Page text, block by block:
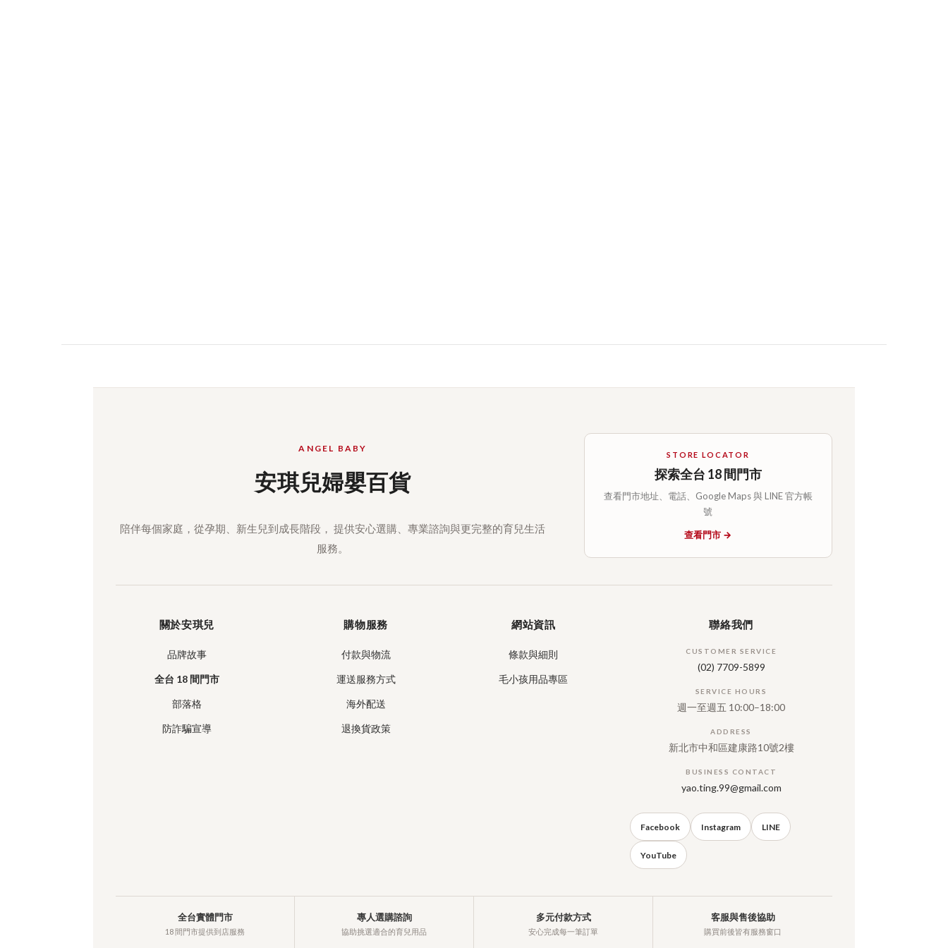
ANGEL BABY
安琪兒婦嬰百貨
陪伴每個家庭，從孕期、新生兒到成長階段， 提供安心選購、專業諮詢與更完整的育兒生活
服務。
STORE LOCATOR
探索全台 18 間門市
查看門市地址、電話、Google Maps 與 LINE 官方帳
號
查看門市 →
關於安琪兒
品牌故事
全台 18 間門市
部落格
防詐騙宣導
購物服務
付款與物流
運送服務方式
海外配送
退換貨政策
網站資訊
條款與細則
毛小孩用品專區
聯絡我們
CUSTOMER SERVICE
(02) 7709-5899
SERVICE HOURS
週一至週五 10:00–18:00
ADDRESS
新北市中和區建康路10號2樓
BUSINESS CONTACT
yao.ting.99@gmail.com
Facebook Instagram LINE
YouTube
全台實體門市
18 間門市提供到店服務
專人選購諮詢
協助挑選適合的育兒用品
多元付款方式
安心完成每一筆訂單
客服與售後協助
購買前後皆有服務窗口